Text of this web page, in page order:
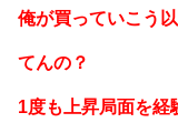
俺が買っていこう
てんの？
1度も上昇局面を経